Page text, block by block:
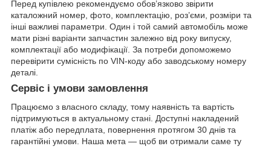
Перед купівлею рекомендуємо обов’язково звірити
каталожний номер, фото, комплектацію, роз’єми, розміри та
інші важливі параметри. Один і той самий автомобіль може
мати різні варіанти запчастин залежно від року випуску,
комплектації або модифікації. За потреби допоможемо
перевірити сумісність по VIN-коду або заводському номеру
деталі.
Сервіс і умови замовлення
Працюємо з власного складу, тому наявність та вартість
підтримуються в актуальному стані. Доступні накладений
платіж або передплата, повернення протягом 30 днів та
гарантійні умови. Наша мета — щоб ви отримали саме ту